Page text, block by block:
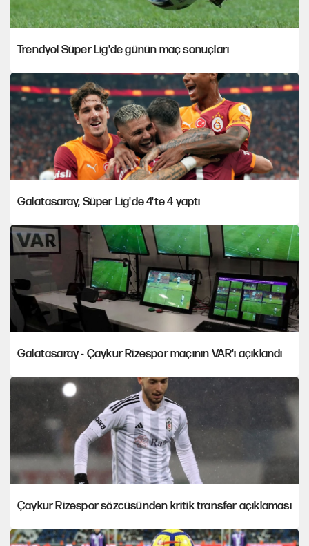
Trendyol Süper Lig'de günün maç sonuçları
Galatasaray, Süper Lig'de 4'te 4 yaptı
Galatasaray - Çaykur Rizespor maçının VAR'ı açıklandı
Çaykur Rizespor sözcüsünden kritik transfer açıklaması